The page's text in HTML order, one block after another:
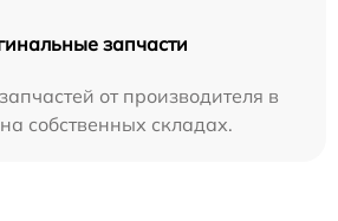
запчасти
от производителя в
собственных складах.